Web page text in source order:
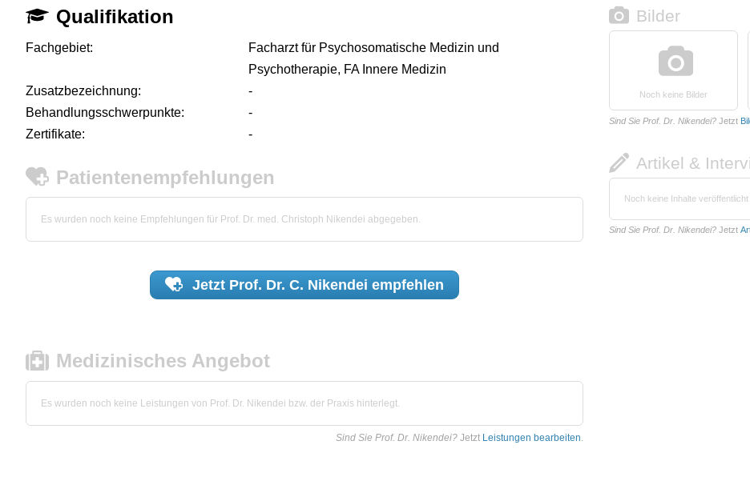
Qualifikation
Fachgebiet:
Facharzt für Psychosomatische Medizin und
Psychotherapie, FA Innere Medizin
Zusatzbezeichnung:
-
Behandlungsschwerpunkte:
-
Zertifikate:
-
Patientenempfehlungen
Es wurden noch keine Empfehlungen für Prof. Dr. med. Christoph Nikendei abgegeben.
Jetzt Prof. Dr. C. Nikendei empfehlen
Medizinisches Angebot
Es wurden noch keine Leistungen von Prof. Dr. Nikendei bzw. der Praxis hinterlegt.
Sind Sie Prof. Dr. Nikendei? Jetzt Leistungen bearbeiten.
Bilder
Noch keine Bilder
Sind Sie Prof. Dr. Nikendei? Jetzt
Artikel &
Noch keine Inhalte veröffentlicht
Sind Sie Prof. Dr. Nikendei? Jetzt